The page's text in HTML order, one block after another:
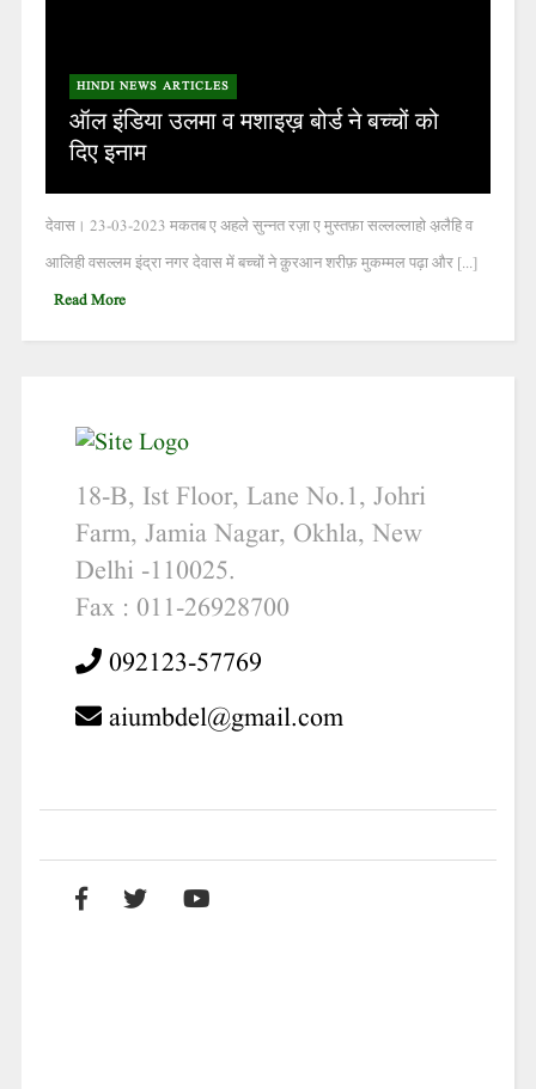
HINDI NEWS ARTICLES
ऑल इंडिया उलमा व मशाइख़ बोर्ड ने बच्चों को
दिए इनाम
देवास। 23-03-2023 मकतब ए अहले सुन्नत रज़ा ए मुस्तफ़ा सल्लल्लाहो अ़लैहि व
आलिही वसल्लम इंद्रा नगर देवास में बच्चों ने क़ुरआन शरीफ़ मुकम्मल पढ़ा और [...]
Read More
18-B, Ist Floor, Lane No.1, Johri
Farm, Jamia Nagar, Okhla, New
Delhi -110025.
Fax : 011-26928700
092123-57769
aiumbdel@gmail.com